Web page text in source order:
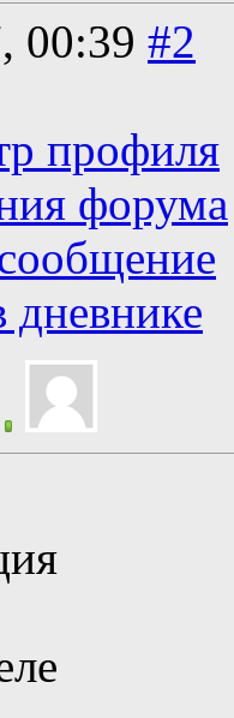
00:39 #2
профиля
форума
дневнике